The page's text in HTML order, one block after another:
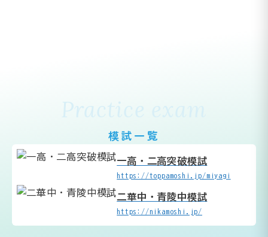
Practice exam
模試一覧
一高・二高突破模試
https://toppamoshi.jp/miyagi
二華中・青陵中模試
https://nikamoshi.jp/